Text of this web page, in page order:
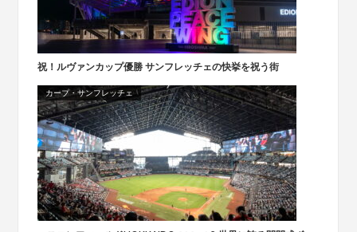
祝！ルヴァンカップ優勝 サンフレッチェの快挙を祝う街
カープ・サンフレッチェ